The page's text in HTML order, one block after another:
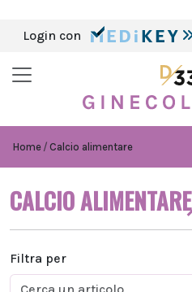
Login con
Home Calcio alimentare
CALCIO ALIMENTARE
Filtra per